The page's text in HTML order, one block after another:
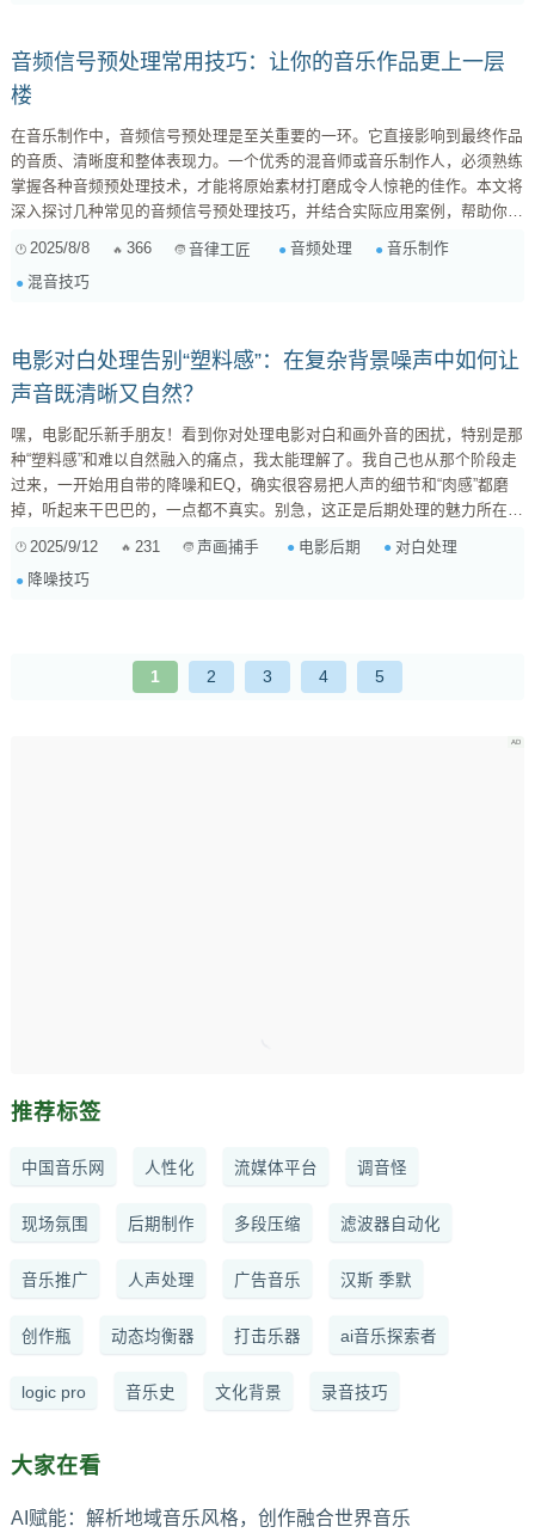
音频信号预处理常用技巧：让你的音乐作品更上一层
楼
在音乐制作中，音频信号预处理是至关重要的一环。它直接影响到最终作品
的音质、清晰度和整体表现力。一个优秀的混音师或音乐制作人，必须熟练
掌握各种音频预处理技术，才能将原始素材打磨成令人惊艳的佳作。本文将
深入探讨几种常见的音频信号预处理技巧，并结合实际应用案例，帮助你提
敌人。它可能来自录音环境、设备本身或信号传输过程。常见的噪声类型包
2025/8/8 366 音律工匠 音频处理
音乐制作
混音技巧
电影对白处理告别“塑料感”：在复杂背景噪声中如何让
声音既清晰又自然？
嘿，电影配乐新手朋友！看到你对处理电影对白和画外音的困扰，特别是那
种“塑料感”和难以自然融入的痛点，我太能理解了。我自己也从那个阶段走
过来，一开始用自带的降噪和EQ，确实很容易把人声的细节和“肉感”都磨
掉，听起来干巴巴的，一点都不真实。别急，这正是后期处理的魅力所在
一些我的经验和技巧，希望能帮你摆脱“塑料感”，让对白既清晰又自然： 第
2025/9/12 231 声画捕手 电影后期
对白处理
降噪技巧
1 2 3 4 5
推荐标签
中国音乐网 人性化 流媒体平台 调音怪
现场氛围 后期制作 多段压缩 滤波器自动化
音乐推广 人声处理 广告音乐 汉斯 季默
创作瓶 动态均衡器 打击乐器 ai音乐探索者
logic pro 音乐史 文化背景 录音技巧
大家在看
AI赋能：解析地域音乐风格，创作融合世界音乐